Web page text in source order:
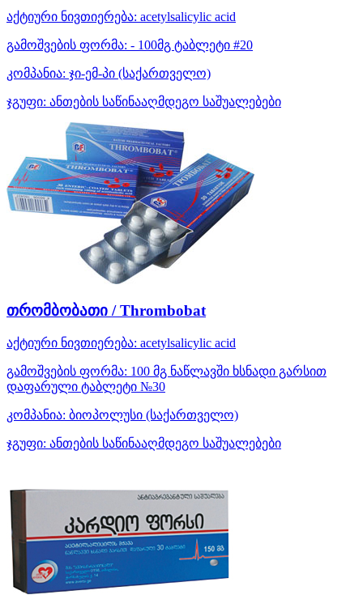
აქტიური ნივთიერება: acetylsalicylic acid
გამოშვების ფორმა: - 100მგ ტაბლეტი #20
კომპანია: ჯი-ემ-პი (საქართველო)
ჯგუფი: ანთების საწინააღმდეგო საშუალებები
თრომბობათი / Thrombobat
აქტიური ნივთიერება: acetylsalicylic acid
გამოშვების ფორმა: 100 მგ ნაწლავში ხსნადი გარსით
დაფარული ტაბლეტი №30
კომპანია: ბიოპოლუსი (საქართველო)
ჯგუფი: ანთების საწინააღმდეგო საშუალებები